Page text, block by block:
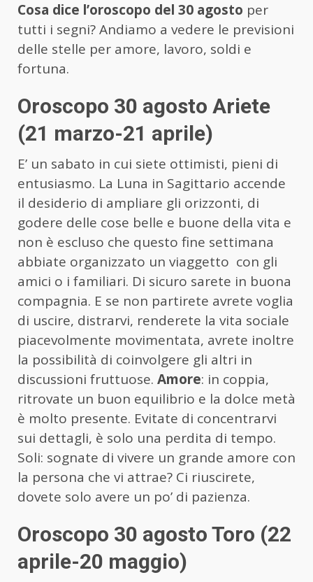
Cosa dice l’oroscopo del 30 agosto per
tutti i segni? Andiamo a vedere le previsioni
delle stelle per amore, lavoro, soldi e
fortuna.
Oroscopo 30 agosto Ariete
(21 marzo-21 aprile)
E’ un sabato in cui siete ottimisti, pieni di
entusiasmo. La Luna in Sagittario accende
il desiderio di ampliare gli orizzonti, di
godere delle cose belle e buone della vita e
non è escluso che questo fine settimana
abbiate organizzato un viaggetto con gli
amici o i familiari. Di sicuro sarete in buona
compagnia. E se non partirete avrete voglia
di uscire, distrarvi, renderete la vita sociale
piacevolmente movimentata, avrete inoltre
la possibilità di coinvolgere gli altri in
discussioni fruttuose. Amore: in coppia,
ritrovate un buon equilibrio e la dolce metà
è molto presente. Evitate di concentrarvi
sui dettagli, è solo una perdita di tempo.
Soli: sognate di vivere un grande amore con
la persona che vi attrae? Ci riuscirete,
dovete solo avere un po’ di pazienza.
Oroscopo 30 agosto Toro (22
aprile-20 maggio)